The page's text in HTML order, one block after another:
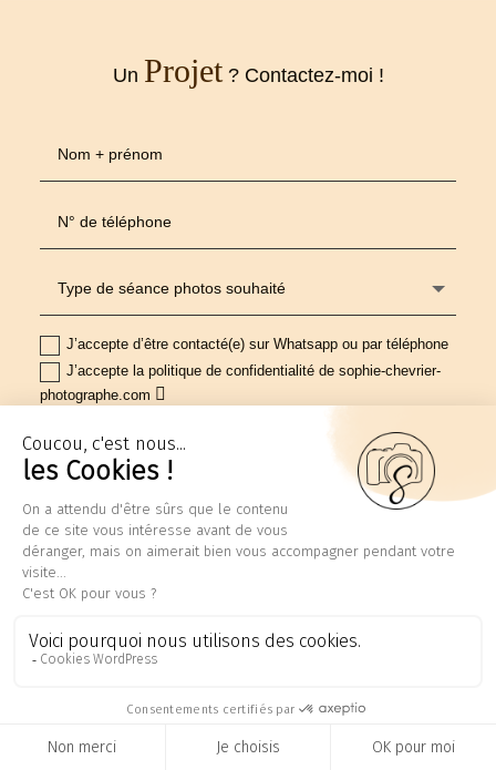
Un Projet? Contactez-moi !
J’accepte d’être contacté(e) sur Whatsapp ou par téléphone
J’accepte la politique de confidentialité de sophie-chevrier-
photographe.com
ENVOYER
Séances photos
FAMILLE